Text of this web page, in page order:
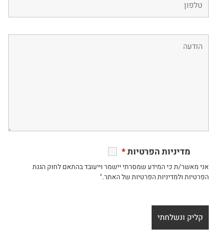
מדיניות הפרטיות*
אני מאשר/ת כי המידע שמסרתי יישמר וייעובד בהתאם לחוק הגנת
הפרטיות ולמדיניות הפרטיות של האתר."